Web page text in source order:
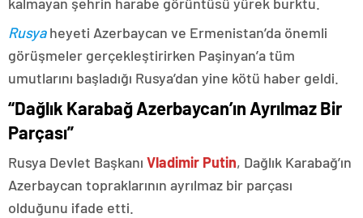
Rusyaheyeti Azerbaycan ve Ermenistan’da önemli
görüşmeler gerçekleştirirken Paşinyan’a tüm
umutlarını başladığı Rusya’dan yine kötü haber geldi.
“Dağlık Karabağ Azerbaycan’ın Ayrılmaz Bir
Parçası”
Rusya Devlet Başkanı Vladimir Putin, Dağlık Karabağ’ın
Azerbaycan topraklarının ayrılmaz bir parçası
olduğunu ifade etti.